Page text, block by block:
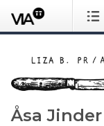
Åsa